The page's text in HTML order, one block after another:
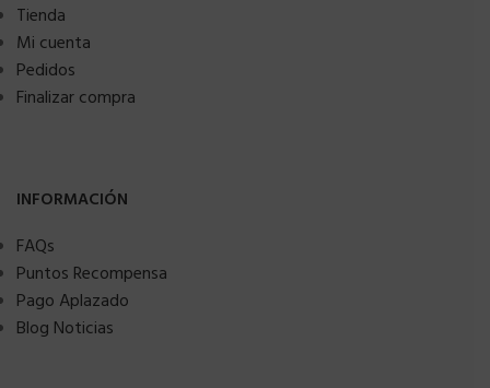
Tienda
Mi cuenta
Pedidos
Finalizar compra
INFORMACIÓN
FAQs
Puntos Recompensa
Pago Aplazado
Blog Noticias